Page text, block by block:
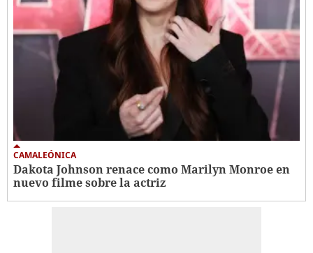
CAMALEÓNICA
Dakota Johnson renace como Marilyn Monroe en
nuevo filme sobre la actriz